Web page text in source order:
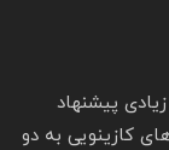
پیشنهاد
کازینویی به دو